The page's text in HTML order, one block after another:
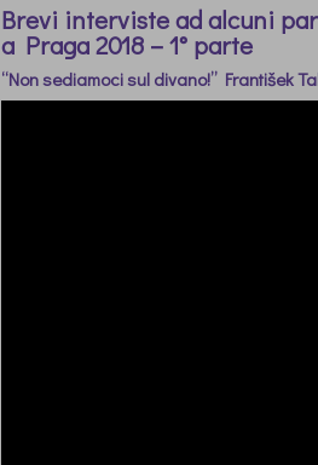
Brevi interviste adalcuni
a Praga 2018 – 1° parte
“Non sediamoci sul divano!” František